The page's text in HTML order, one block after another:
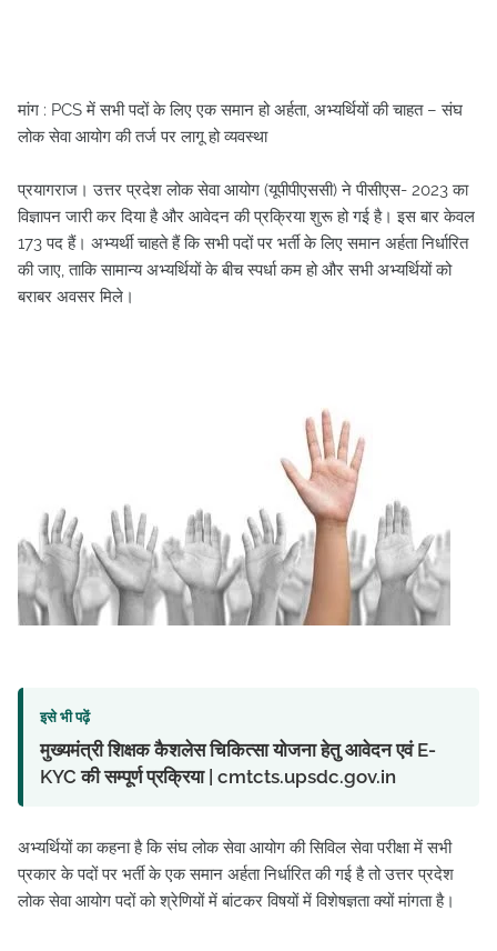
मांग : PCS में सभी पदों के लिए एक समान हो अर्हता, अभ्यर्थियों की चाहत – संघ
लोक सेवा आयोग की तर्ज पर लागू हो व्यवस्था
प्रयागराज। उत्तर प्रदेश लोक सेवा आयोग (यूपीपीएससी) ने पीसीएस- 2023 का
विज्ञापन जारी कर दिया है और आवेदन की प्रक्रिया शुरू हो गई है। इस बार केवल
173 पद हैं। अभ्यर्थी चाहते हैं कि सभी पदों पर भर्ती के लिए समान अर्हता निर्धारित
की जाए, ताकि सामान्य अभ्यर्थियों के बीच स्पर्धा कम हो और सभी अभ्यर्थियों को
बराबर अवसर मिले।
इसे भी पढ़ें
मुख्यमंत्री शिक्षक कैशलेस चिकित्सा योजना हेतु आवेदन एवं E-
KYC की सम्पूर्ण प्रक्रिया | cmtcts.upsdc.gov.in
अभ्यर्थियों का कहना है कि संघ लोक सेवा आयोग की सिविल सेवा परीक्षा में सभी
प्रकार के पदों पर भर्ती के एक समान अर्हता निर्धारित की गई है तो उत्तर प्रदेश
लोक सेवा आयोग पदों को श्रेणियों में बांटकर विषयों में विशेषज्ञता क्यों मांगता है।